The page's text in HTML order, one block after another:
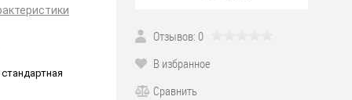
Отзывов: 0
В избранное
Сравнить